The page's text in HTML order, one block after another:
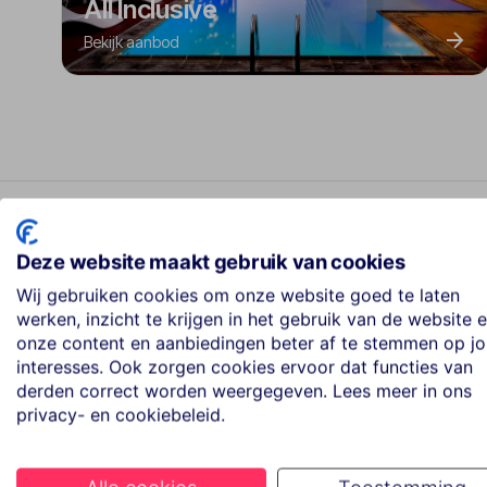
All Inclusive
Bekijk aanbod
Best geboekte vakanties in
Aqualand Resort
Deze website maakt gebruik van cookies
Wij gebruiken cookies om onze website goed te laten
werken, inzicht te krijgen in het gebruik van de website
onze content en aanbiedingen beter af te stemmen op
interesses. Ook zorgen cookies ervoor dat functies van
derden correct worden weergegeven. Lees meer in ons
privacy- en cookiebeleid.